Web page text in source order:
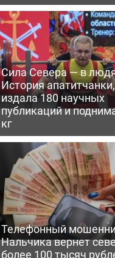
Сила Севера — в
История
издала 180 научных
публикаций и
кг
Телефонный
Нальчика вернет
более 100 тысяч